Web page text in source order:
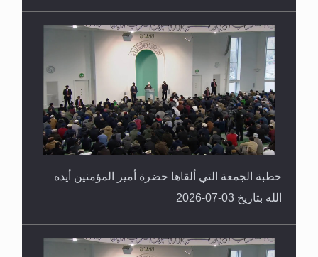
خطبة الجمعة التي ألقاها حضرة أمير المؤمنين أيده
الله بتاريخ 03-07-2026